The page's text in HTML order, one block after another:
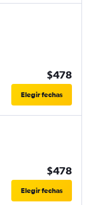
$478
Elegir fechas
$478
Elegir fechas